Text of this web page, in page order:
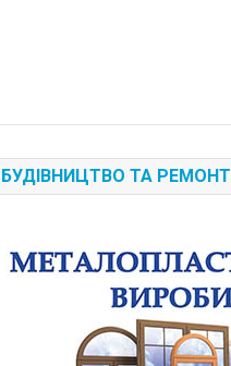
БУДІВНИЦТВО ТА РЕМОНТ